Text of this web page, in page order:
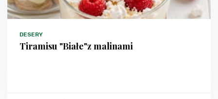
DESERY
Tiramisu "Białe"z malinami